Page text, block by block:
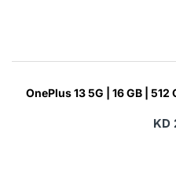
OnePlus 13 5G | 16 GB | 512
KD